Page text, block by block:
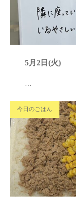
5月2日(火)
…
今日のごはん